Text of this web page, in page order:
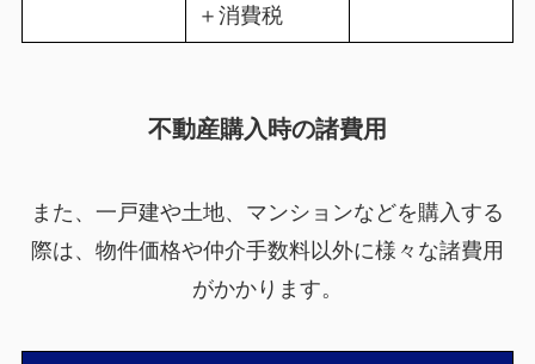
＋消費税
不動産購入時の諸費用
また、一戸建や土地、マンションなどを購入する
際は、物件価格や仲介手数料以外に様々な諸費用
がかかります。